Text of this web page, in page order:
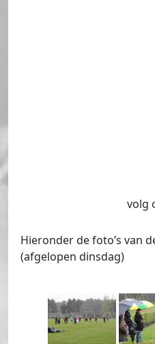
volg
Hieronder de foto’s van
(afgelopen dinsdag)